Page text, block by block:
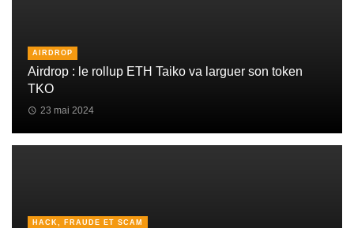
AIRDROP
Airdrop : le rollup ETH Taiko va larguer son token
TKO
23 mai 2024
HACK, FRAUDE ET SCAM